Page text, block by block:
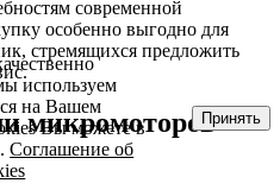
современной
особенно выгодно для
стремящихся предложить
микромоторов
используем
на Вашем
Вы можете в
Соглашение об
Принять